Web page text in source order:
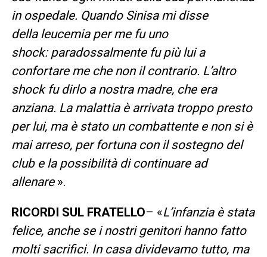
in ospedale. Quando Sinisa mi disse
della leucemia per me fu uno
shock: paradossalmente fu più lui a
confortare me che non il contrario. L’altro
shock fu dirlo a nostra madre, che era
anziana. La malattia è arrivata troppo presto
per lui, ma è stato un combattente e non si è
mai arreso, per fortuna con il sostegno del
club e la possibilità di continuare ad
allenare».
RICORDI SUL FRATELLO– «L’infanzia è stata
felice, anche se i nostri genitori hanno fatto
molti sacrifici. In casa dividevamo tutto, ma